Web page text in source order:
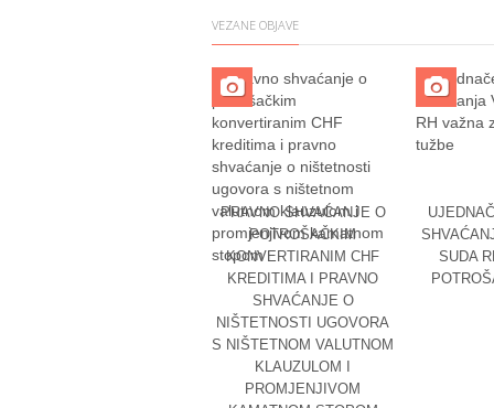
VEZANE OBJAVE
PRAVNO SHVAĆANJE O
POTROŠAČKIM
KONVERTIRANIM CHF
KREDITIMA I PRAVNO
SHVAĆANJE O
NIŠTETNOSTI UGOVORA
S NIŠTETNOM VALUTNOM
KLAUZULOM I
PROMJENJIVOM
SUDA